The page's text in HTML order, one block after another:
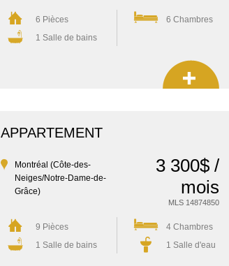
6 Pièces
1 Salle de bains
6 Chambres
APPARTEMENT
Montréal (Côte-des-
Neiges/Notre-Dame-de-
Grâce)
3 300$ /
mois
MLS 14874850
9 Pièces
1 Salle de bains
4 Chambres
1 Salle d'eau